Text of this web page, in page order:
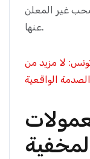
غير المعلن
عنها.
لا مزيد من
الواقعية